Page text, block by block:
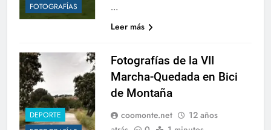
FOTOGRAFÍAS …
Leer más
DEPORTE
Fotografías de la VII
Marcha-Quedada en Bici
de Montaña
coomonte.net
12 años